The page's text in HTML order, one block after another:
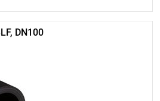
DN100